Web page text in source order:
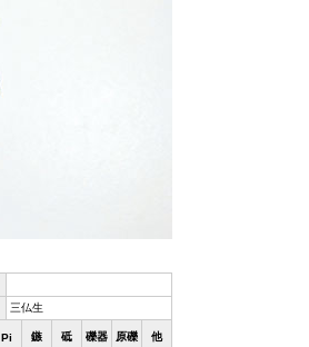
三仏生
Pi 鏃 砥 礫器 原礫 他